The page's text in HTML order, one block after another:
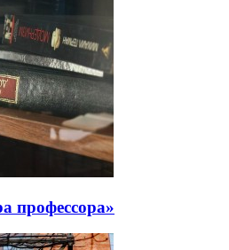
профессора»